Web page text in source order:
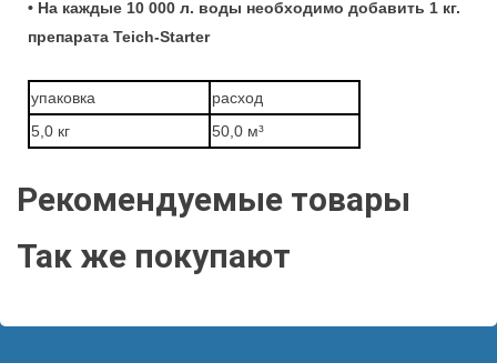
• На каждые 10 000 л. воды необходимо добавить 1 кг.
препарата Teich-Starter
упаковка
расход
5,0 кг
50,0 м³
Рекомендуемые товары
Так же покупают